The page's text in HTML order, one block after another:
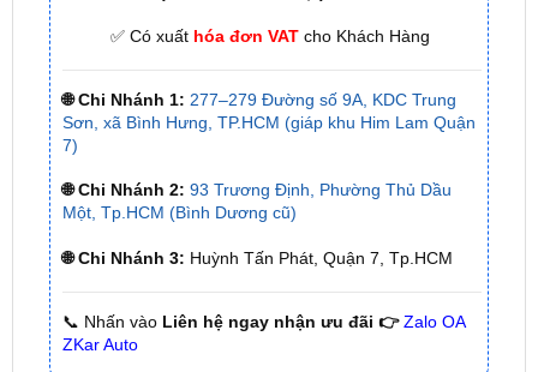
🌐 Chi Nhánh 1: 277–279 Đường số 9A, KDC Trung
🌐 Chi Nhánh 2: 93 Trương Định, Phường Thủ Dầu
Một, Tp.HCM (Bình Dương cũ)
🌐 Chi Nhánh 3: Huỳnh Tấn Phát, Quận 7, Tp.HCM
📞 Nhấn vàoLiên hệ ngay nhận ưu đãi 👉 Zalo OA
Một số thông tin về xe Ford Ranger XLT